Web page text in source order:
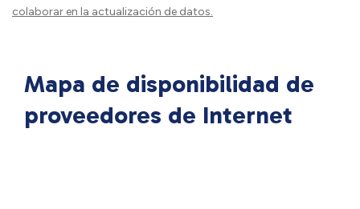
colaborar en la actualización de datos.
Mapa de disponibilidad de
proveedores de Internet